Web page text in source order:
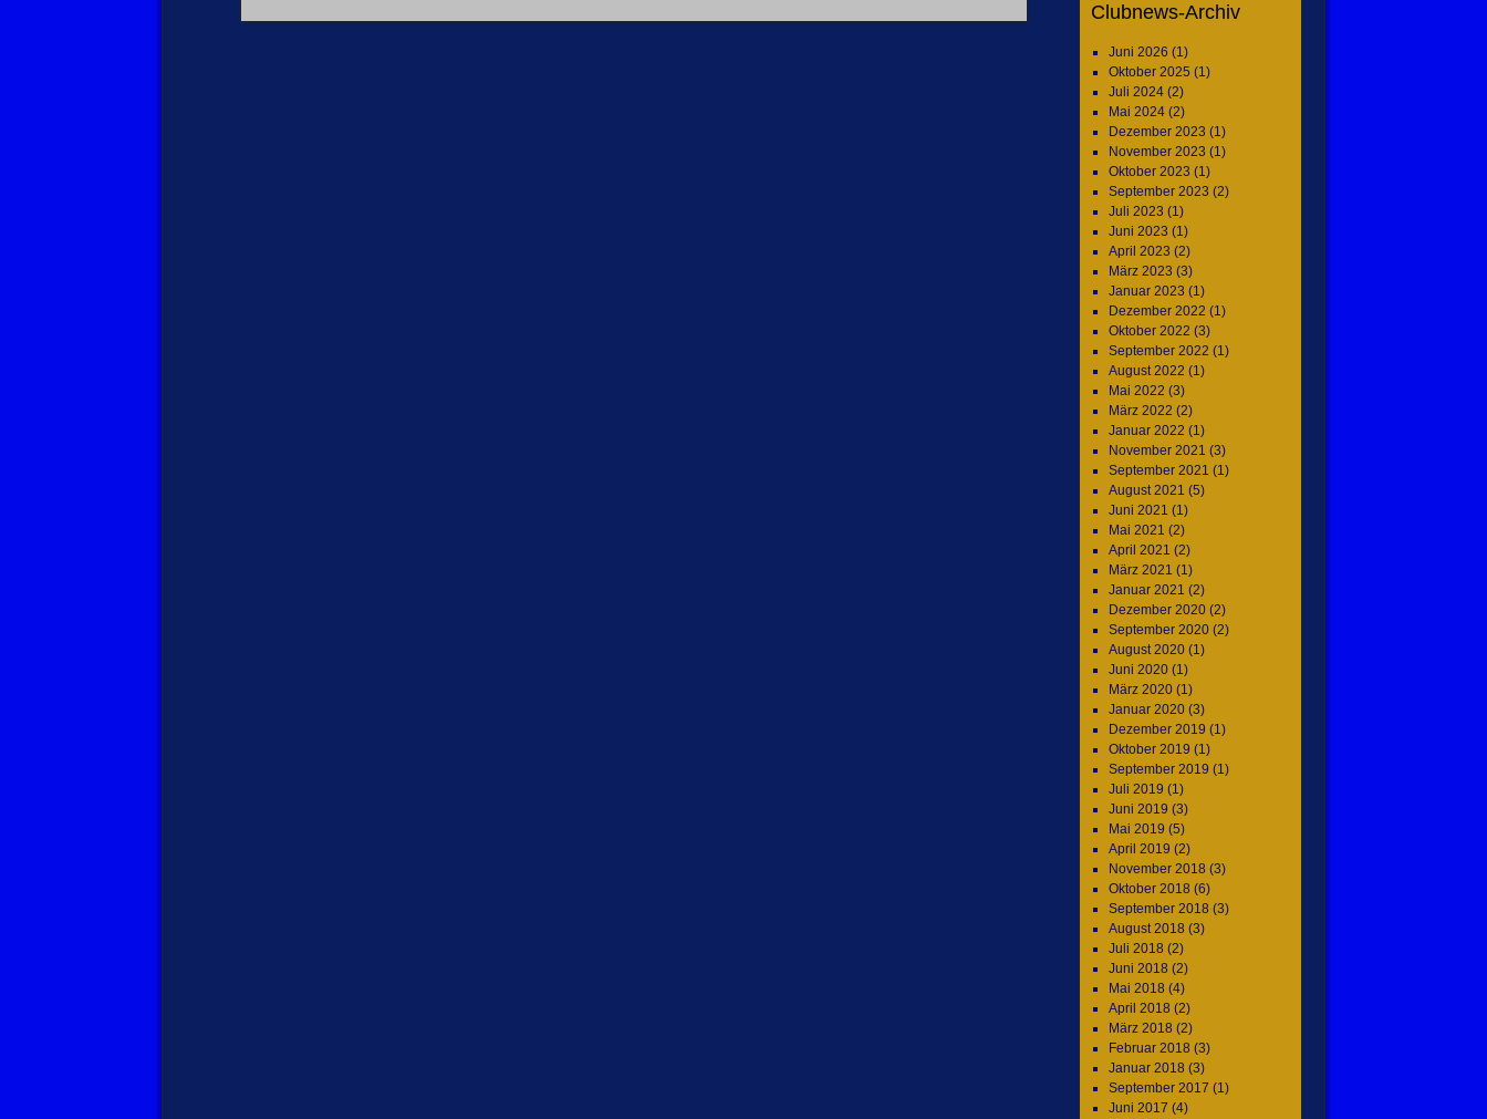
Clubnews-Archiv
Juni 2026 (1)
Oktober 2025 (1)
Juli 2024(2)
Mai 2024(2)
Dezember 2023 (1)
November 2023 (1)
Oktober 2023 (1)
September 2023 (2)
Juli 2023 (1)
Juni 2023 (1)
April 2023 (2)
März 2023 (3)
Januar 2023 (1)
Dezember 2022 (1)
Oktober 2022 (3)
September 2022 (1)
August 2022 (1)
Mai 2022 (3)
März 2022 (2)
Januar 2022 (1)
November 2021 (3)
September 2021 (1)
August 2021 (5)
Juni 2021 (1)
Mai 2021 (2)
April 2021 (2)
März 2021 (1)
Januar 2021 (2)
Dezember 2020(2)
September 2020(2)
August 2020(1)
Juni 2020(1)
März 2020(1)
Januar 2020(3)
Dezember 2019 (1)
Oktober 2019 (1)
September 2019 (1)
Juli 2019 (1)
Juni 2019 (3)
Mai 2019 (5)
April 2019 (2)
November 2018 (3)
Oktober 2018 (6)
September 2018 (3)
August 2018 (3)
Juli 2018 (2)
Juni 2018 (2)
Mai 2018 (4)
April 2018 (2)
März 2018 (2)
Februar 2018 (3)
Januar 2018 (3)
September 2017 (1)
Juni 2017 (4)